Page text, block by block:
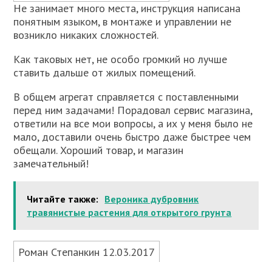
Не занимает много места, инструкция написана
понятным языком, в монтаже и управлении не
возникло никаких сложностей.
Как таковых нет, не особо громкий но лучше
ставить дальше от жилых помещений.
В общем агрегат справляется с поставленными
перед ним задачами! Порадовал сервис магазина,
ответили на все мои вопросы, а их у меня было не
мало, доставили очень быстро даже быстрее чем
обещали. Хороший товар, и магазин
замечательный!
Читайте также: Вероника дубровник
травянистые растения для открытого грунта
Роман Степанкин 12.03.2017